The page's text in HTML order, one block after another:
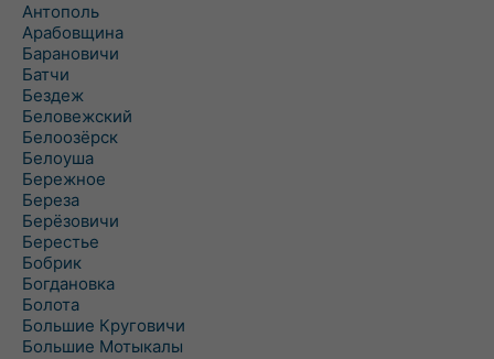
Антополь
Арабовщина
Барановичи
Батчи
Бездеж
Беловежский
Белоозёрск
Белоуша
Бережное
Береза
Берёзовичи
Берестье
Бобрик
Богдановка
Болота
Большие Круговичи
Большие Мотыкалы